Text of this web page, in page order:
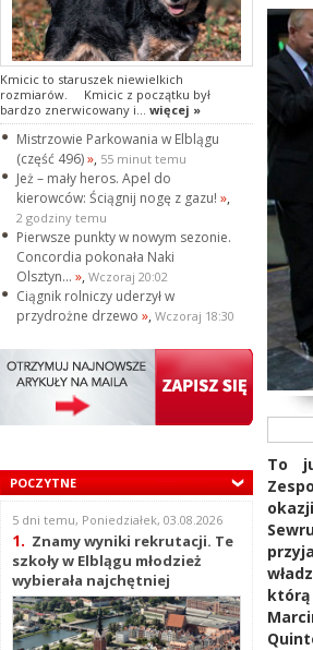
Kmicic to staruszek niewielkich
rozmiarów. Kmicic z początku był
bardzo znerwicowany i... więcej »
Mistrzowie Parkowania w Elblągu
(część 496)», 55 minut temu
Jeż – mały heros. Apel do
kierowców: Ściągnij nogę z gazu! »,
2 godziny temu
Pierwsze punkty w nowym sezonie.
Concordia pokonała Naki
Olsztyn... », Wczoraj 20:02
Ciągnik rolniczy uderzył w
przydrożne drzewo », Wczoraj 18:30
POCZYTNE
5 dni temu, Poniedziałek, 03.08.2026
1. Znamy wyniki rekrutacji. Te
szkoły w Elblągu młodzież
wybierała najchętniej
To